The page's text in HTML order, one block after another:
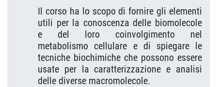
Il corso ha lo scopo di fornire gli elementi
utili per la conoscenza delle biomolecole
e del loro coinvolgimento nel
metabolismo cellulare e di spiegare le
tecniche biochimiche che possono essere
usate per la caratterizzazione e analisi
delle diverse macromolecole.